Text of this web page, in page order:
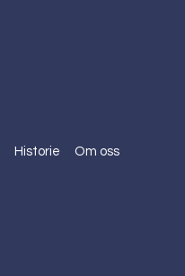
Historie Om oss